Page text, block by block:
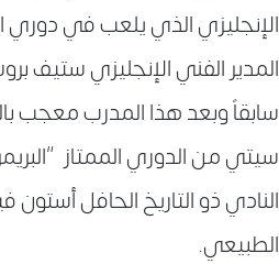
الإنجليزي الذي يلعب في دوري
المدير الفني الإنجليزي
سابقاً وبعد هذا المدرب معجب
سيتي من الدوري الممتاز
النادي ذو التاريخ الحافل
الطبيعي.